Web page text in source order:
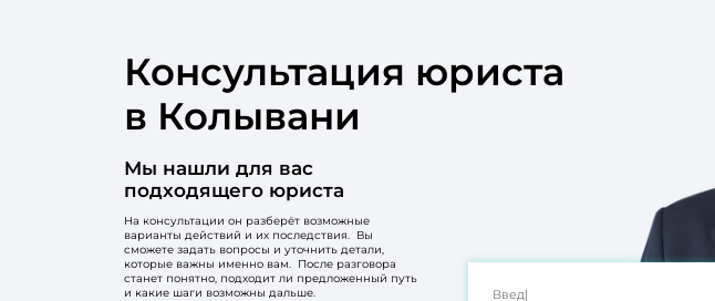
Консультация юриста
в Колывани
Мы нашли для вас
подходящего юриста
На консультации он разберёт возможные
варианты действий и их последствия. Вы
сможете задать вопросы и уточнить детали,
которые важны именно вам. После разговора
станет понятно, подходит ли предложенный путь
и какие шаги возможны дальше.